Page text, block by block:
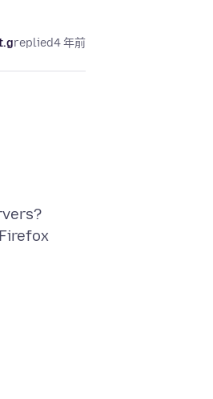
replied4 年前